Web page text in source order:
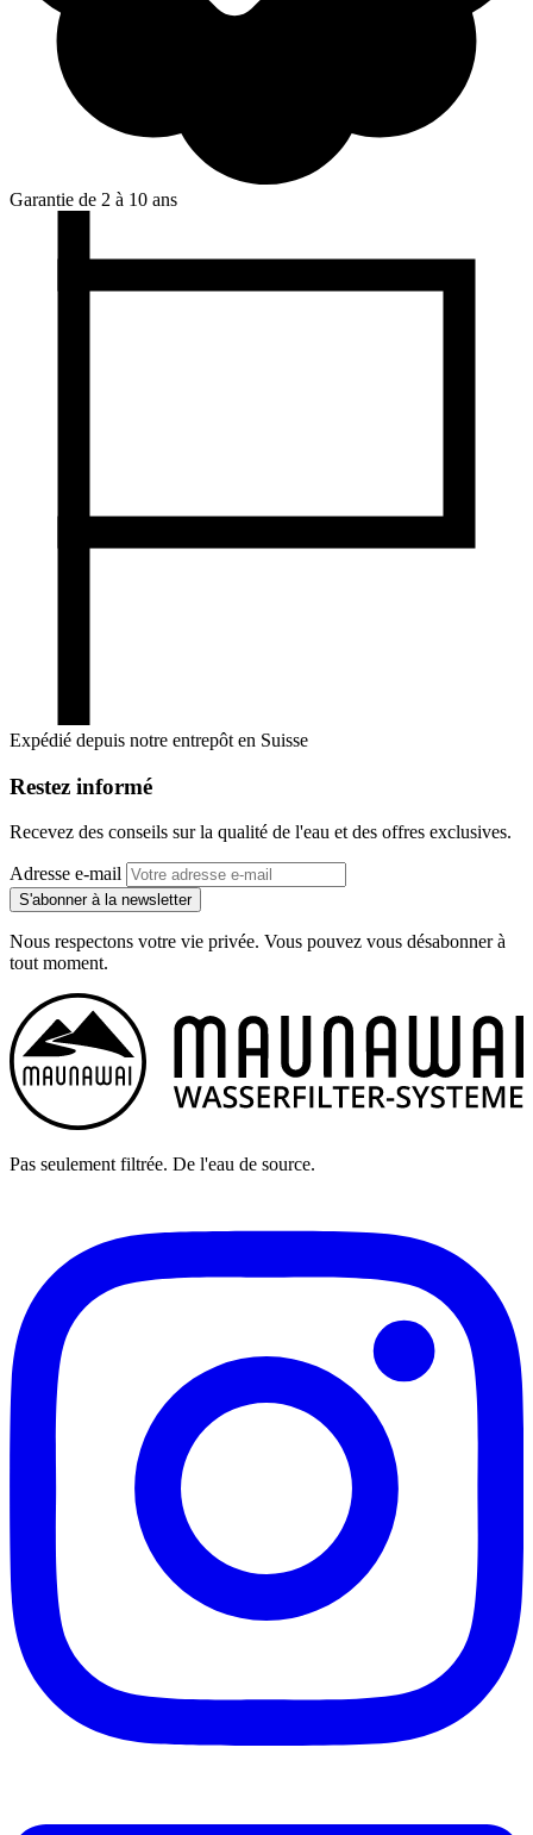
Garantie de 2 à 10 ans
Expédié depuis notre entrepôt en Suisse
Restez informé
Recevez des conseils sur la qualité de l'eau et des offres exclusives.
Adresse e-mail
S'abonner à la newsletter
Nous respectons votre vie privée. Vous pouvez vous désabonner à
tout moment.
Pas seulement filtrée. De l'eau de source.